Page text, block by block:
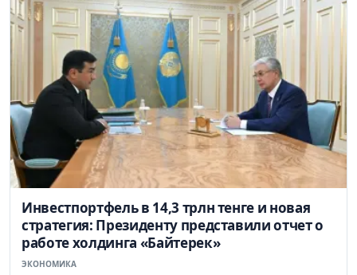
Инвестпортфель в 14,3 трлн тенге и новая
стратегия: Президенту представили отчет о
работе холдинга «Байтерек»
ЭКОНОМИКА